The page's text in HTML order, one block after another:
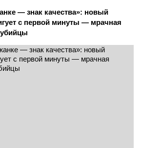
— знак качества»: новый
с первой минуты — мрачная
убийцы